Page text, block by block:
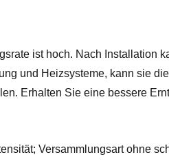
ist hoch. Nach Installation
und Heizsysteme, kann sie
Erhalten Sie eine bessere
Versammlungsart ohne